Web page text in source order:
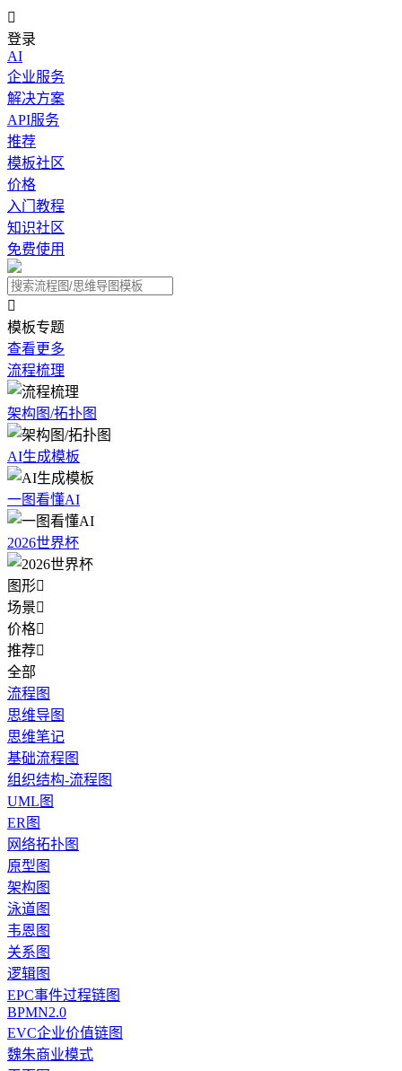

登录
AI
企业服务
解决方案
API服务
推荐
模板社区
价格
入门教程
知识社区
免费使用

模板专题
查看更多
流程梳理
架构图/拓扑图
AI生成模板
一图看懂AI
2026世界杯
图形
场景
价格
推荐
全部
流程图
思维导图
思维笔记
基础流程图
组织结构-流程图
UML图
ER图
网络拓扑图
原型图
架构图
泳道图
韦恩图
关系图
逻辑图
EPC事件过程链图
BPMN2.0
EVC企业价值链图
魏朱商业模式